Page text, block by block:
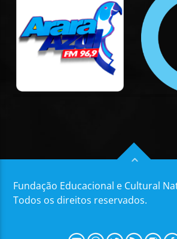
Fundação Educacional e Cultural
Todos os direitos reservados.